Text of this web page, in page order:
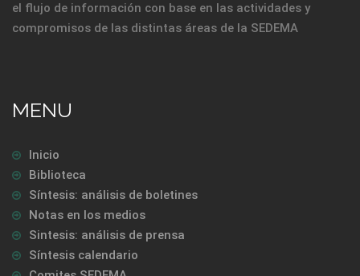
el flujo de información con base en las actividades y
compromisos de las distintas áreas de la SEDEMA
MENU
Inicio
Biblioteca
Síntesis: análisis de boletines
Notas en los medios
Sintesis: análisis de prensa
Síntesis calendario